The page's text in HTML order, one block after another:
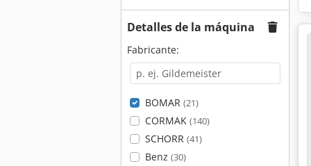
Detalles de la máquina
Fabricante:
BOMAR (21)
CORMAK (140)
SCHORR (41)
Benz (30)